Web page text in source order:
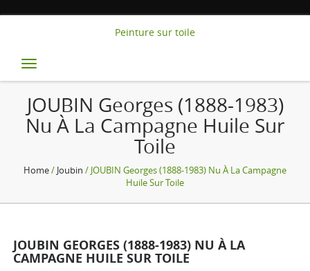
Peinture sur toile
Toggle
navigation
JOUBIN Georges (1888-1983)
Nu À La Campagne Huile Sur
Toile
Home/ Joubin / JOUBIN Georges (1888-1983) Nu À La Campagne
Huile Sur Toile
JOUBIN GEORGES (1888-1983) NU À LA
CAMPAGNE HUILE SUR TOILE